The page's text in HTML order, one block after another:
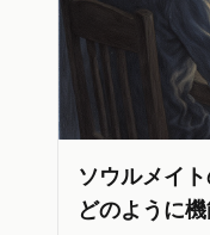
ソウルメイ
どのように